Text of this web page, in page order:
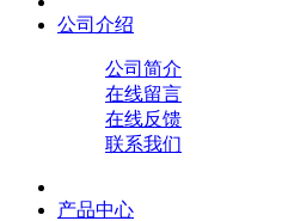
公司介绍
公司简介
在线留言
在线反馈
联系我们
产品中心